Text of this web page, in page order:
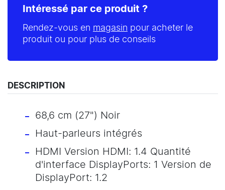
Intéressé par ce produit ?
Rendez-vous en magasin pour acheter le
produit ou pour plus de conseils
DESCRIPTION
68,6 cm (27") Noir
Haut-parleurs intégrés
HDMI Version HDMI: 1.4 Quantité
d'interface DisplayPorts: 1 Version de
DisplayPort: 1.2